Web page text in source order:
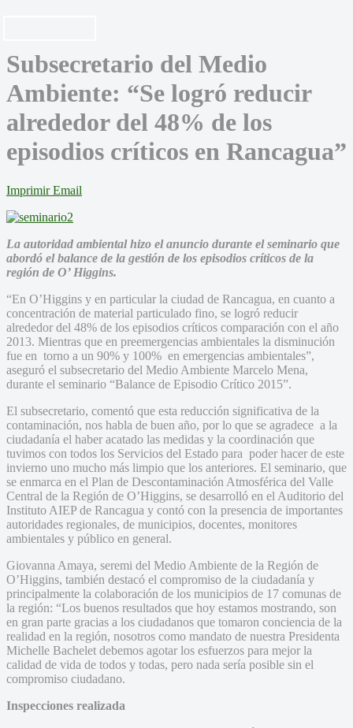
Subsecretario del Medio
Ambiente: “Se logró reducir
alrededor del 48% de los
episodios críticos en Rancagua”
Imprimir Email
La autoridad ambiental hizo el anuncio durante el seminario que
abordó el balance de la gestión de los episodios críticos de la
región de O’ Higgins.
“En O’Higgins y en particular la ciudad de Rancagua, en cuanto a
concentración de material particulado fino, se logró reducir
alrededor del 48% de los episodios críticos comparación con el año
2013. Mientras que en preemergencias ambientales la disminución
fue en torno a un 90% y 100% en emergencias ambientales”,
aseguró el subsecretario del Medio Ambiente Marcelo Mena,
durante el seminario “Balance de Episodio Crítico 2015”.
El subsecretario, comentó que esta reducción significativa de la
contaminación, nos habla de buen año, por lo que se agradece a la
ciudadanía el haber acatado las medidas y la coordinación que
tuvimos con todos los Servicios del Estado para poder hacer de este
invierno uno mucho más limpio que los anteriores. El seminario, que
se enmarca en el Plan de Descontaminación Atmosférica del Valle
Central de la Región de O’Higgins, se desarrolló en el Auditorio del
Instituto AIEP de Rancagua y contó con la presencia de importantes
autoridades regionales, de municipios, docentes, monitores
ambientales y público en general.
Giovanna Amaya, seremi del Medio Ambiente de la Región de
O’Higgins, también destacó el compromiso de la ciudadanía y
principalmente la colaboración de los municipios de 17 comunas de
la región: “Los buenos resultados que hoy estamos mostrando, son
en gran parte gracias a los ciudadanos que tomaron conciencia de la
realidad en la región, nosotros como mandato de nuestra Presidenta
Michelle Bachelet debemos agotar los esfuerzos para mejor la
calidad de vida de todos y todas, pero nada sería posible sin el
compromiso ciudadano.
Inspecciones realizada